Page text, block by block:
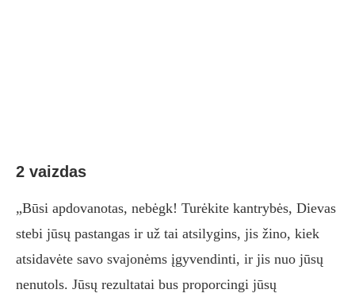
2 vaizdas
„Būsi apdovanotas, nebėgk! Turėkite kantrybės, Dievas
stebi jūsų pastangas ir už tai atsilygins, jis žino, kiek
atsidavėte savo svajonėms įgyvendinti, ir jis nuo jūsų
nenutols. Jūsų rezultatai bus proporcingi jūsų